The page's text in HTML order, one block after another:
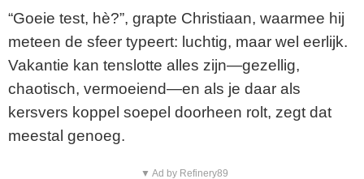
“Goeie test, hè?”, grapte Christiaan, waarmee hij
meteen de sfeer typeert: luchtig, maar wel eerlijk.
Vakantie kan tenslotte alles zijn—gezellig,
chaotisch, vermoeiend—en als je daar als
kersvers koppel soepel doorheen rolt, zegt dat
meestal genoeg.
▼ Ad by Refinery89